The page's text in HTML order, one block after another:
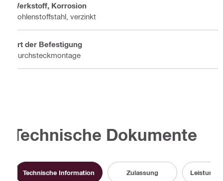
Werkstoff, Korrosion
Kohlenstoffstahl, verzinkt
Art der Befestigung
Durchsteckmontage
Technische Dokumente
Technische Information Zulassung